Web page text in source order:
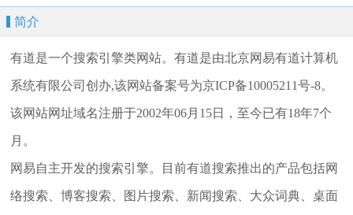
简介
有道是一个搜索引擎类网站。有道是由北京网易有道计算机
系统有限公司创办,该网站备案号为京ICP备10005211号-8。
该网站网址域名注册于2002年06月15日，至今已有18年7个
月。
网易自主开发的搜索引擎。目前有道搜索推出的产品包括网
络搜索、博客搜索、图片搜索、新闻搜索、大众词典、桌面